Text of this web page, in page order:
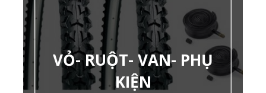
VỎ- RUỘT- VAN- PHỤ
KIỆN